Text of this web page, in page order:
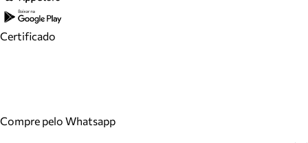
Certificado
Compre pelo Whatsapp